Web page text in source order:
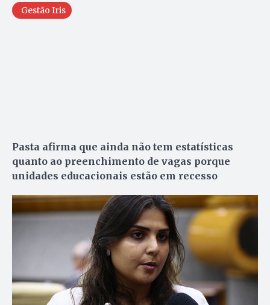
Gestão Iris
Pasta afirma que ainda não tem estatísticas
quanto ao preenchimento de vagas porque
unidades educacionais estão em recesso